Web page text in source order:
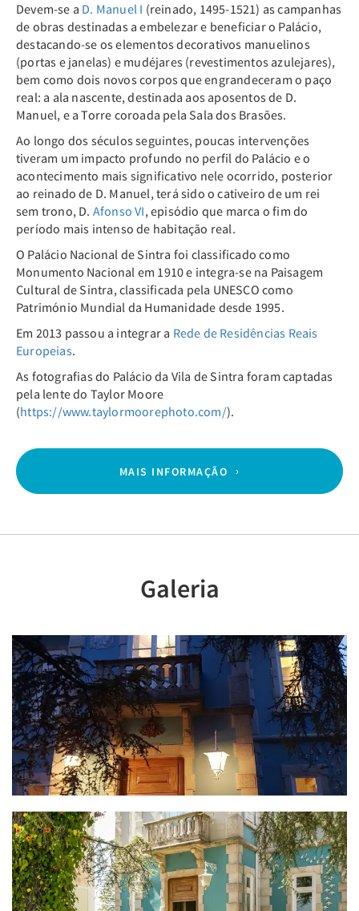
Devem-se a D. Manuel I (reinado, 1495-1521) as campanhas
de obras destinadas a embelezar e beneficiar o Palácio,
destacando-se os elementos decorativos manuelinos
(portas e janelas) e mudéjares (revestimentos azulejares),
bem como dois novos corpos que engrandeceram o paço
real: a ala nascente, destinada aos aposentos de D.
Manuel, e a Torre coroada pela Sala dos Brasões.
Ao longo dos séculos seguintes, poucas intervenções
tiveram um impacto profundo no perfil do Palácio e o
acontecimento mais significativo nele ocorrido, posterior
ao reinado de D. Manuel, terá sido o cativeiro de um rei
sem trono, D. Afonso VI, episódio que marca o fim do
período mais intenso de habitação real.
O Palácio Nacional de Sintra foi classificado como
Monumento Nacional em 1910 e integra-se na Paisagem
Cultural de Sintra, classificada pela UNESCO como
Património Mundial da Humanidade desde 1995.
Em 2013 passou a integrar a Rede de Residências Reais
Europeias.
As fotografias do Palácio da Vila de Sintra foram captadas
pela lente do Taylor Moore
(https://www.taylormoorephoto.com/).
MAIS INFORMAÇÃO
Galeria